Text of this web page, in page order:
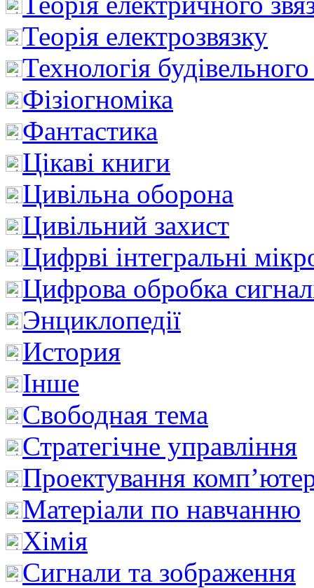
Теорія електрозвязку
Технологія
Фізіогноміка
Фантастика
Цікаві книги
Цивільна оборона
Цивільний захист
Цифрві інтегральні
Цифрова обробка
Энциклопедії
История
Інше
Свободная тема
Стратегічне управління
Проектування
Матеріали по навчанню
Хімія
Сигнали та зображення